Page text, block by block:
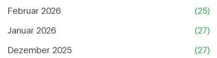
Februar 2026
(25)
Januar 2026
(27)
Dezember 2025
(27)